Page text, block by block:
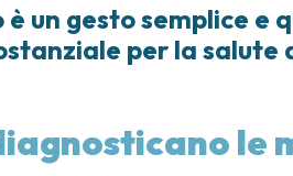
un gesto semplice e
per la salute